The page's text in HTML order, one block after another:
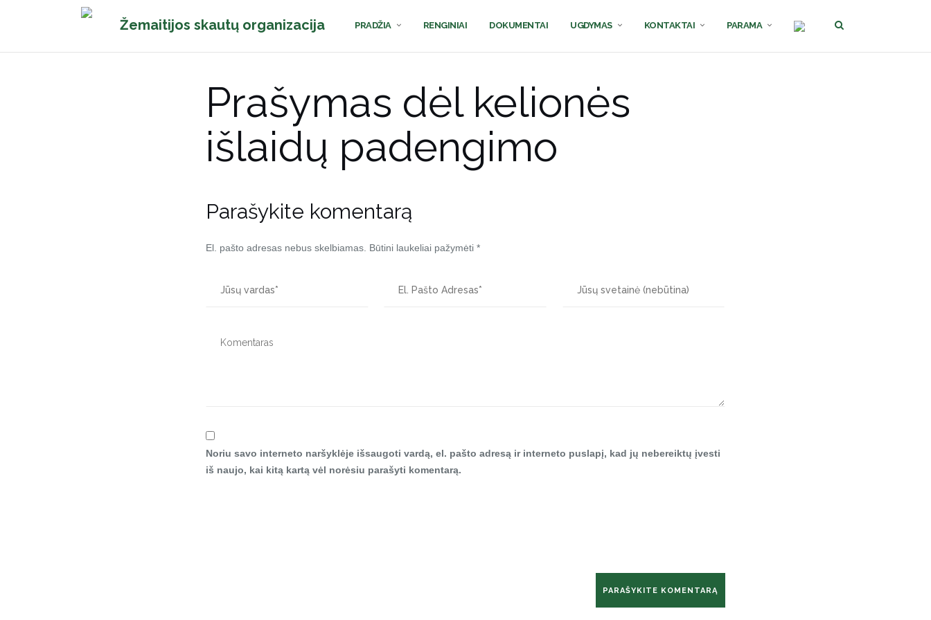
Žemaitijos skautų organizacija PRADŽIA RENGINIAI DOKUMENTAI UGDYMAS KONTAKTAI PARAMA
Prašymas dėl kelionės
išlaidų padengimo
Parašykite komentarą
El. pašto adresas nebus skelbiamas. Būtini laukeliai pažymėti *
Noriu savo interneto naršyklėje išsaugoti vardą, el. pašto adresą ir interneto puslapį, kad jų nebereiktų įvesti
iš naujo, kai kitą kartą vėl norėsiu parašyti komentarą.